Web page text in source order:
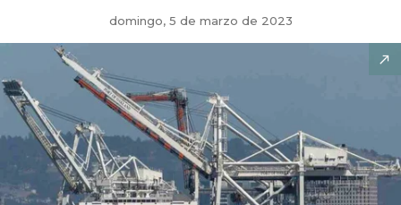
domingo, 5 de marzo de 2023